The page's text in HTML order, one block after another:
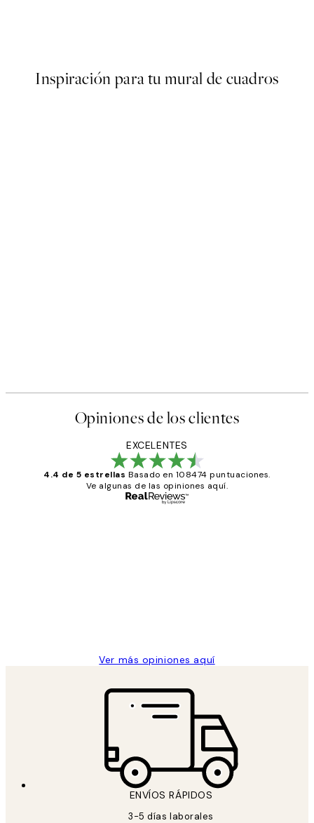
Inspiración para tu mural de cuadros
Opiniones de los clientes
EXCELENTES
4.4 de 5 estrellas Basado en 108474 puntuaciones.
Ve algunas de las opiniones aquí.
Ver más opiniones aquí
ENVÍOS RÁPIDOS
3-5 días laborales